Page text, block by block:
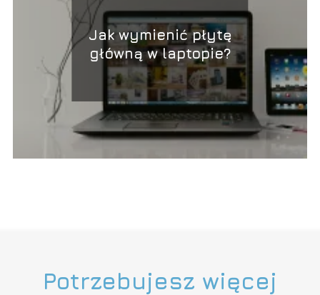
Jak wymienić płytę
główną w laptopie?
Potrzebujesz więcej